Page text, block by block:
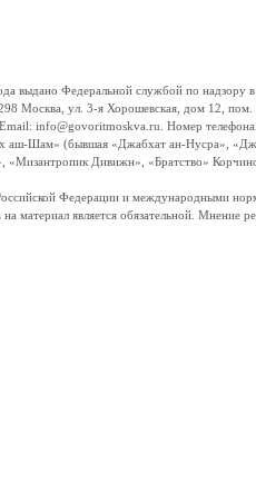
Федеральной службой по надзору
Москва, ул. 3-я Хорошевская, дом 12,
Email: info@govoritmoskva.ru. Номер
аш-Шам» (бывшая «Джабхат ан-Нусра»,
Дивижн», «Братство»
Федерации и международными
материал является обязательной. Мнение